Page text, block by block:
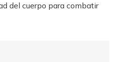
del cuerpo para combatir